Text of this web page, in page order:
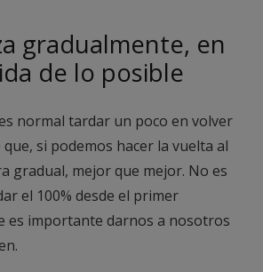
gradualmente, en
de lo posible
normal tardar un poco en volver
si podemos hacer la vuelta al
gradual, mejor que mejor. No es
el 100% desde el primer
es importante darnos a nosotros